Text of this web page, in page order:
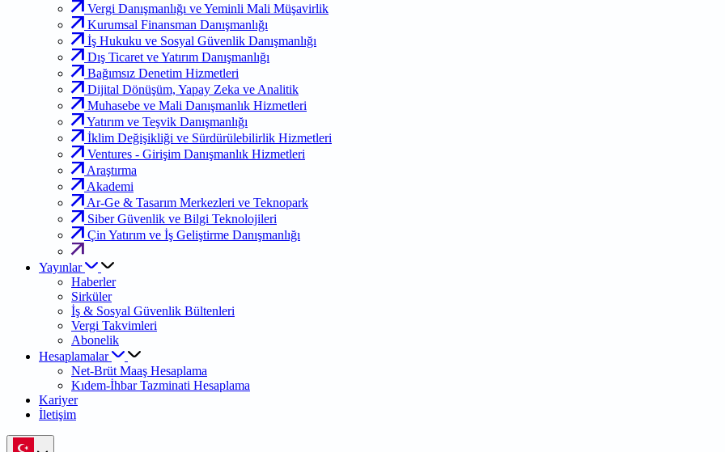
Vergi Danışmanlığı ve Yeminli Mali Müşavirlik
Kurumsal Finansman Danışmanlığı
İş Hukuku ve Sosyal Güvenlik Danışmanlığı
Dış Ticaret ve Yatırım Danışmanlığı
Bağımsız Denetim Hizmetleri
Dijital Dönüşüm, Yapay Zeka ve Analitik
Muhasebe ve Mali Danışmanlık Hizmetleri
Yatırım ve Teşvik Danışmanlığı
İklim Değişikliği ve Sürdürülebilirlik Hizmetleri
Ventures - Girişim Danışmanlık Hizmetleri
Araştırma
Akademi
Ar-Ge & Tasarım Merkezleri ve Teknopark
Siber Güvenlik ve Bilgi Teknolojileri
Çin Yatırım ve İş Geliştirme Danışmanlığı
Yayınlar
Haberler
Sirküler
İş & Sosyal Güvenlik Bültenleri
Vergi Takvimleri
Abonelik
Hesaplamalar
Net-Brüt Maaş Hesaplama
Kıdem-İhbar Tazminati Hesaplama
Kariyer
İletişim